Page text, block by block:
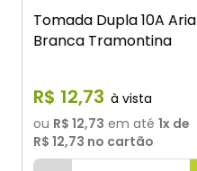
Tomada Dupla 10A Aria
Branca Tramontina
R$ 12,73
ou R$ 12,73 em até 1x de
R$ 12,73 no cartão